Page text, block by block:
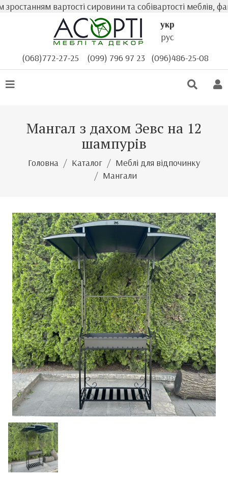
вартості сировини та собівартості меблів,
укр
рус
(068)772-27-25
(099) 796 97 23 (096)486-25-08
Мангал з дахом Зевс на 12
шампурів
Головна Каталог
Меблі для відпочинку
Мангали